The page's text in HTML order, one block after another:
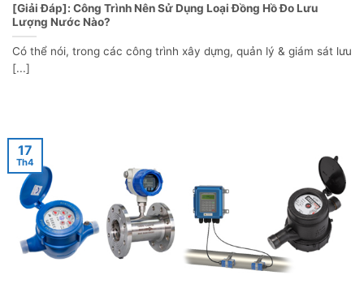
[Giải Đáp]: Công Trình Nên Sử Dụng Loại Đồng Hồ Đo Lưu
Lượng Nước Nào?
Có thể nói, trong các công trình xây dựng, quản lý & giám sát lưu
[...]
17
Th4